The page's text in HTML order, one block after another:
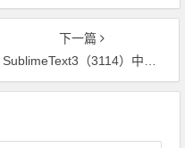
下一篇
SublimeText3（3114）中文优化绿色版